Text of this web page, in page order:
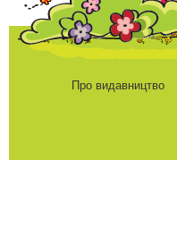
Про видавництво